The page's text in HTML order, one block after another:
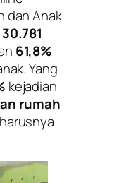
dan Anak
30.781
61,8%
Yang
kejadian
rumah